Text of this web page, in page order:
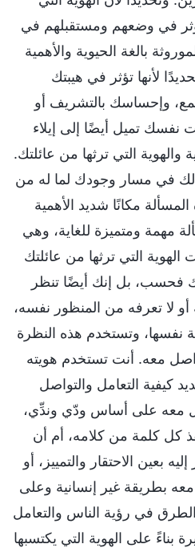
في وضعهم ومستقبلهم في
بالغة الحيوية والأهمية
لأنها تؤثر في هيبتك
وإحساسك بالتشريف أو
نفسك تميل أيضًا إلى إيلاء
والهوية التي ترثها من عائلتك.
لك في مسار وجودك لما له من
مكانًا شديد الأهمية
مهمة ومتميزة للغاية، وهي
التي ترثها من عائلتك
فحسب، بل إنك أيضًا تنظر
لا تعرفه من المنظور نفسه،
نفسها، وتستخدم هذه النظرة
معه. أنت تستخدم هويته
كيفية التعامل والتواصل
معه على أساس ودّي وندِّي،
كل كلمة من كلامه، أم أن
بعين الاحتقار والتمييز، أو
بطريقة غير إنسانية وعلى
في رؤية الناس والتعامل
بناءً على الهوية التي يكتسبها